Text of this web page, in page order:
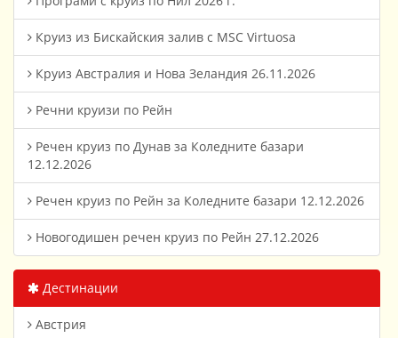
Круиз из Бискайския залив с MSC Virtuosa
Круиз Австралия и Нова Зеландия 26.11.2026
Речни круизи по Рейн
Речен круиз по Дунав за Коледните базари
12.12.2026
Речен круиз по Рейн за Коледните базари 12.12.2026
Новогодишен речен круиз по Рейн 27.12.2026
Дестинации
Австрия